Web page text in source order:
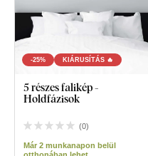
-25% KIÁRUSÍTÁS 🔥
5 részes falikép -
Holdfázisok
(0)
Már 2 munkanapon belül
otthonában lehet.